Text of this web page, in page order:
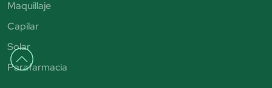
Maquillaje
Capilar
Solar
Parafarmacia